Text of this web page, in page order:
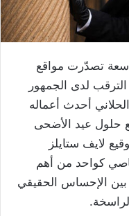
تصدّرت مواقع
لدى الجمهور
أحدث أعماله
مع حلول عيد الأضحى
لايف ستايلز
كواحد من أهم
بين الإحساس الحقيقي